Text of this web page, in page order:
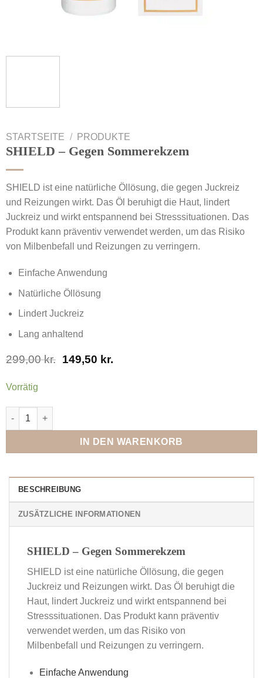
STARTSEITE / PRODUKTE
SHIELD – Gegen Sommerekzem
SHIELD ist eine natürliche Öllösung, die gegen Juckreiz
und Reizungen wirkt. Das Öl beruhigt die Haut, lindert
Juckreiz und wirkt entspannend bei Stresssituationen. Das
Produkt kann präventiv verwendet werden, um das Risiko
von Milbenbefall und Reizungen zu verringern.
Einfache Anwendung
Natürliche Öllösung
Lindert Juckreiz
Lang anhaltend
299,00kr. Ursprünglicher
149,50 kr.Aktueller
Vorrätig
SHIELD - Gegen Sommerekzem Menge
IN DEN WARENKORB
BESCHREIBUNG
ZUSÄTZLICHE INFORMATIONEN
SHIELD – Gegen Sommerekzem
SHIELD ist eine natürliche Öllösung, die gegen
Juckreiz und Reizungen wirkt. Das Öl beruhigt die
Haut, lindert Juckreiz und wirkt entspannend bei
Stresssituationen. Das Produkt kann präventiv
verwendet werden, um das Risiko von
Milbenbefall und Reizungen zu verringern.
Einfache Anwendung